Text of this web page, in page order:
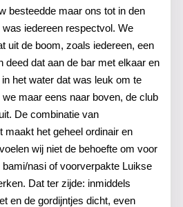
besteedde maar ons tot in den
iedereen respectvol. We
uit de boom, zoals iedereen, een
deed dat aan de bar met elkaar en
het water dat was leuk om te
maar eens naar boven, de club
De combinatie van
maakt het geheel ordinair en
wij niet de behoefte om voor
nasi of voorverpakte Luikse
Dat ter zijde: inmiddels
en de gordijntjes dicht, even